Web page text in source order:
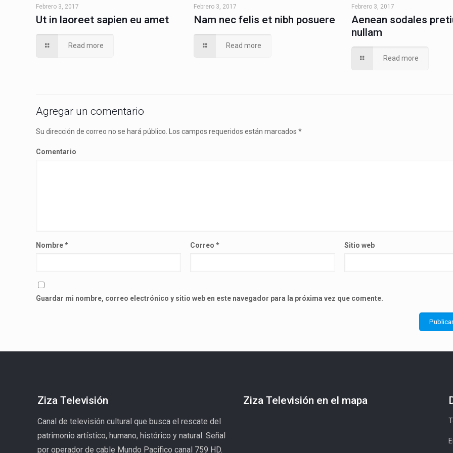
Febrero 3, 2017
Ut in laoreet sapien eu amet
Read more
Febrero 3, 2017
Nam nec felis et nibh posuere
Read more
Febrero 3, 2017
Aenean sodales
nullam
Read more
Agregar un comentario
Su dirección de correo no se hará público. Los campos requeridos están marcados*
Comentario
Nombre* Correo* Sitio web
Guardar mi nombre, correo electrónico y sitio web en este navegador para la próxima vez que comente.
Ziza Televisión
Canal de televisión cultural que busca el rescate del
patrimonio artístico, humano, histórico y natural. Señal
por operador de cable Mundo Pacifico canal 759 HD.
Ziza Televisión en el mapa